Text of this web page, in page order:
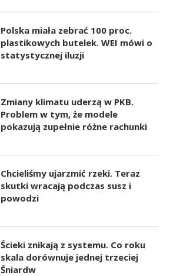
Polska miała zebrać 100 proc.
plastikowych butelek. WEI mówi o
statystycznej iluzji
Zmiany klimatu uderzą w PKB.
Problem w tym, że modele
pokazują zupełnie różne rachunki
Chcieliśmy ujarzmić rzeki. Teraz
skutki wracają podczas susz i
powodzi
Ścieki znikają z systemu. Co roku
skala dorównuje jednej trzeciej
Śniardw